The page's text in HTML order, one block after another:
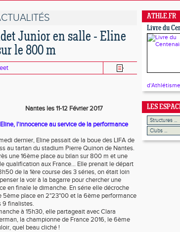
Junior en salle - Eline
le 800 m
Nantes les 11-12 Février 2017
Eline, l'innocence au service de la performance
dernier, Eline passait de la boue des LIFA de
au tartan du stadium Pierre Quinon de Nantes.
une 16ème place au bilan sur 800 m et une
qualification aux France... Elle prenait le départ
de la 1ère course des 3 séries, on était loin
la voir à la bagarre pour chercher une
en finale le dimanche. En série elle décroche
5ème place en 2"23"00 et la 6ème performance
9 finalistes.
à 15h30, elle partageait avec Clara
la championne de France 2016, le 6ème
quel beau cliché !
ATHLE.FR
Livre du
LES